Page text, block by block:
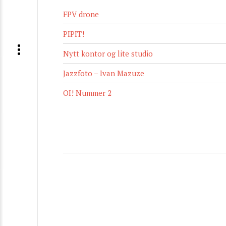
FPV drone
PIPIT!
Nytt kontor og lite studio
Jazzfoto – Ivan Mazuze
OI! Nummer 2